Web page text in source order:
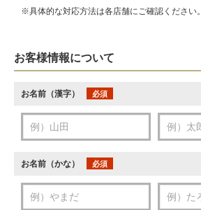
※具体的な対応方法は各店舗にご確認ください。
お客様情報について
お名前（漢字） 必須
お名前（かな） 必須